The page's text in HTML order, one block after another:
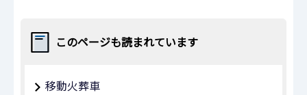
このページも読まれています
移動火葬車